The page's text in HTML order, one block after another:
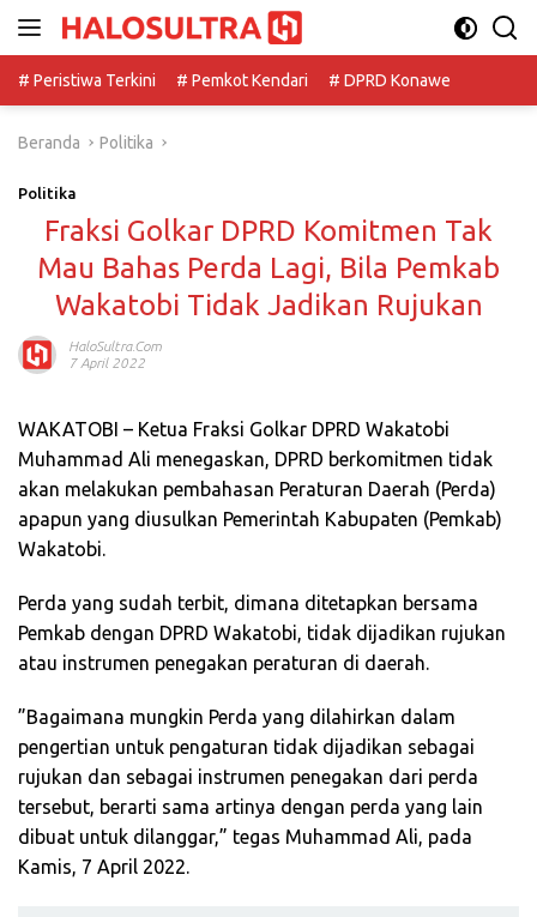
# Peristiwa Terkini
# Pemkot Kendari # DPRD Konawe
Beranda Politika
Politika
Fraksi Golkar DPRD Komitmen Tak
Mau Bahas Perda Lagi, Bila Pemkab
Wakatobi Tidak Jadikan Rujukan
HaloSultra.com
7 April 2022
WAKATOBI – Ketua Fraksi Golkar DPRD Wakatobi
Muhammad Ali menegaskan, DPRD berkomitmen tidak
akan melakukan pembahasan Peraturan Daerah (Perda)
apapun yang diusulkan Pemerintah Kabupaten (Pemkab)
Wakatobi.
Perda yang sudah terbit, dimana ditetapkan bersama
Pemkab dengan DPRD Wakatobi, tidak dijadikan rujukan
atau instrumen penegakan peraturan di daerah.
”Bagaimana mungkin Perda yang dilahirkan dalam
pengertian untuk pengaturan tidak dijadikan sebagai
rujukan dan sebagai instrumen penegakan dari perda
tersebut, berarti sama artinya dengan perda yang lain
dibuat untuk dilanggar,” tegas Muhammad Ali, pada
Kamis, 7 April 2022.